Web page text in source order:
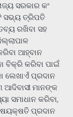
ସରକାର କଂ
ସଭ୍ୟ ତ୍ରିପତି
ରଖିବା ସହ
ଆହ୍ବାନ
ବିକ୍ରି କରିବା ପାଇଁ
ଲେଖାଏଁ ପ୍ରଦାନ
ଆଦିବାସୀ ମାନଙ୍କ
ସମାଧାନ କରିବା,
ପ୍ରଦାନ